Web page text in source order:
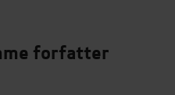
forfatter